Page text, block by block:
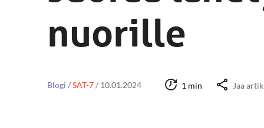
nuorille
Blogi /SAT-7/ 10.01.2024 1 min Jaa